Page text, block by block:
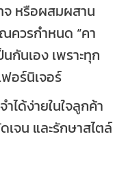
หรือผสมผสาน
ควรกำหนด “คา
กันเอง เพราะทุก
อร์นิเจอร์
ด้ง่ายในใจลูกค้า
จน และรักษาสไตล์